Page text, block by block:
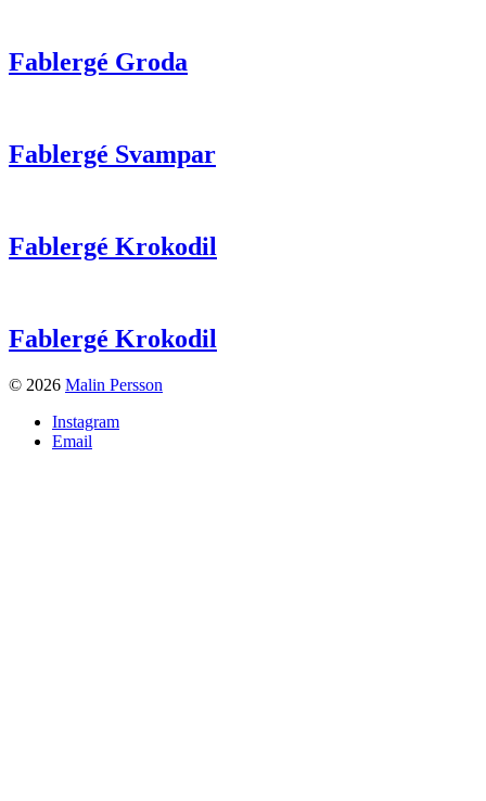
Fablergé Groda
Fablergé Svampar
Fablergé Krokodil
Fablergé Krokodil
© 2026 Malin Persson
Instagram
Email